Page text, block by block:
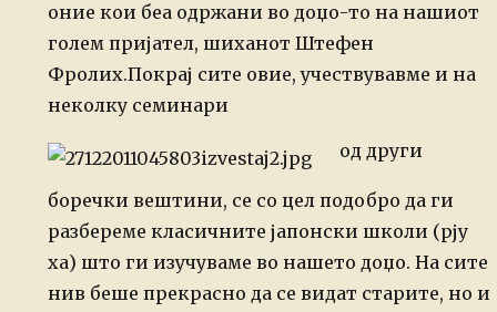
оние кои беа одржани во доџо-то на нашиот
голем пријател, шиханот Штефен
Фролих.Покрај сите овие, учествувавме и на
неколку семинари
од други
боречки вештини, се со цел подобро да ги
разбереме класичните јапонски школи (рју
ха) што ги изучуваме во нашето доџо. На сите
нив беше прекрасно да се видат старите, но и